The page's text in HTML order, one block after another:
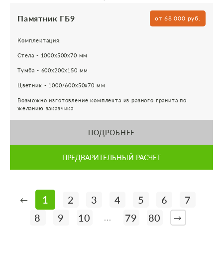
Памятник ГБ9 от 68 000 руб.
Комплектация:
Стела - 1000х500х70 мм
Тумба - 600х200х150 мм
Цветник - 1000/600х50х70 мм
Возможно изготовление комплекта из разного гранита по
желанию заказчика
ПОДРОБНЕЕ
ПРЕДВАРИТЕЛЬНЫЙ РАСЧЕТ
← 1 2 3 4 5 6
7
8
9 10 ... 79 80 →